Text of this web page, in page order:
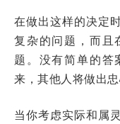
在做出这样的决定
复杂的问题，而且
题。没有简单的答
来，其他人将做出忠
当你考虑实际和属